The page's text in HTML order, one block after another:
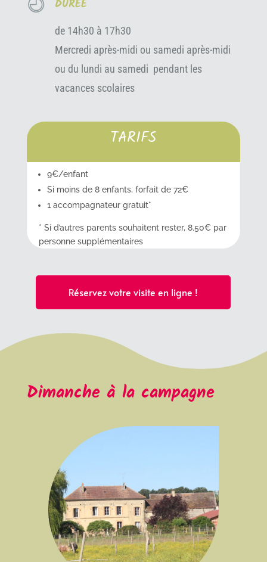
DURÉE
de 14h30 à 17h30
Mercredi après-midi ou samedi après-midi
ou du lundi au samedi pendant les
vacances scolaires
TARIFS
9€/enfant
Si moins de 8 enfants, forfait de 72€
1 accompagnateur gratuit*
* Si d’autres parents souhaitent rester, 8.50€ par
personne supplémentaires
Réservez votre visite en ligne !
Dimanche à la campagne